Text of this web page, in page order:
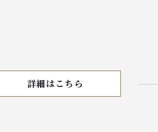
DINNER MENU
詳細はこちら